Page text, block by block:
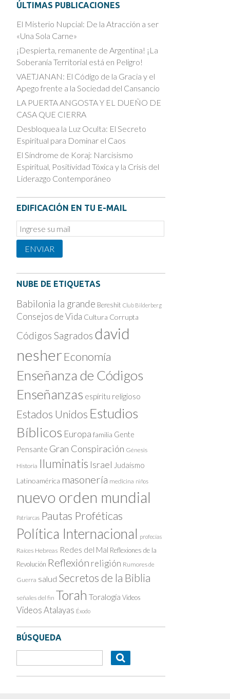
ÚLTIMAS PUBLICACIONES
El Misterio Nupcial: De la Atracción a ser
«Una Sola Carne»
¡Despierta, remanente de Argentina! ¡La
Soberanía Territorial está en Peligro!
VAETJANAN: El Código de la Gracia y el
Apego frente a la Sociedad del Cansancio
LA PUERTA ANGOSTA Y EL DUEÑO DE
CASA QUE CIERRA
Desbloquea la Luz Oculta: El Secreto
Espiritual para Dominar el Caos
El Síndrome de Koraj: Narcisismo
Espiritual, Positividad Tóxica y la Crisis del
Liderazgo Contemporáneo
EDIFICACIÓN EN TU E-MAIL
Email
Subscription
ENVIAR
NUBE DE ETIQUETAS
Babilonia la grande Bereshit Club Bilderberg
Consejos de Vida Cultura Corrupta
Códigos Sagrados david
nesher Economía
Enseñanza de Códigos
Enseñanzas espíritu religioso
Estados Unidos Estudios
Bíblicos Europa familia Gente
Pensante Gran Conspiración Génesis
Historia Iluminatis Israel Judaísmo
Latinoamérica masonería medicina niños
nuevo orden mundial
Patriarcas Pautas Proféticas
Política Internacional profecías
Raíces Hebreas Redes del Mal Reflexiones de la
Revolución Reflexión religión Rumores de
Guerra salud Secretos de la Biblia
señales del fin Torah Toralogía Videos
Videos Atalayas Éxodo
BÚSQUEDA